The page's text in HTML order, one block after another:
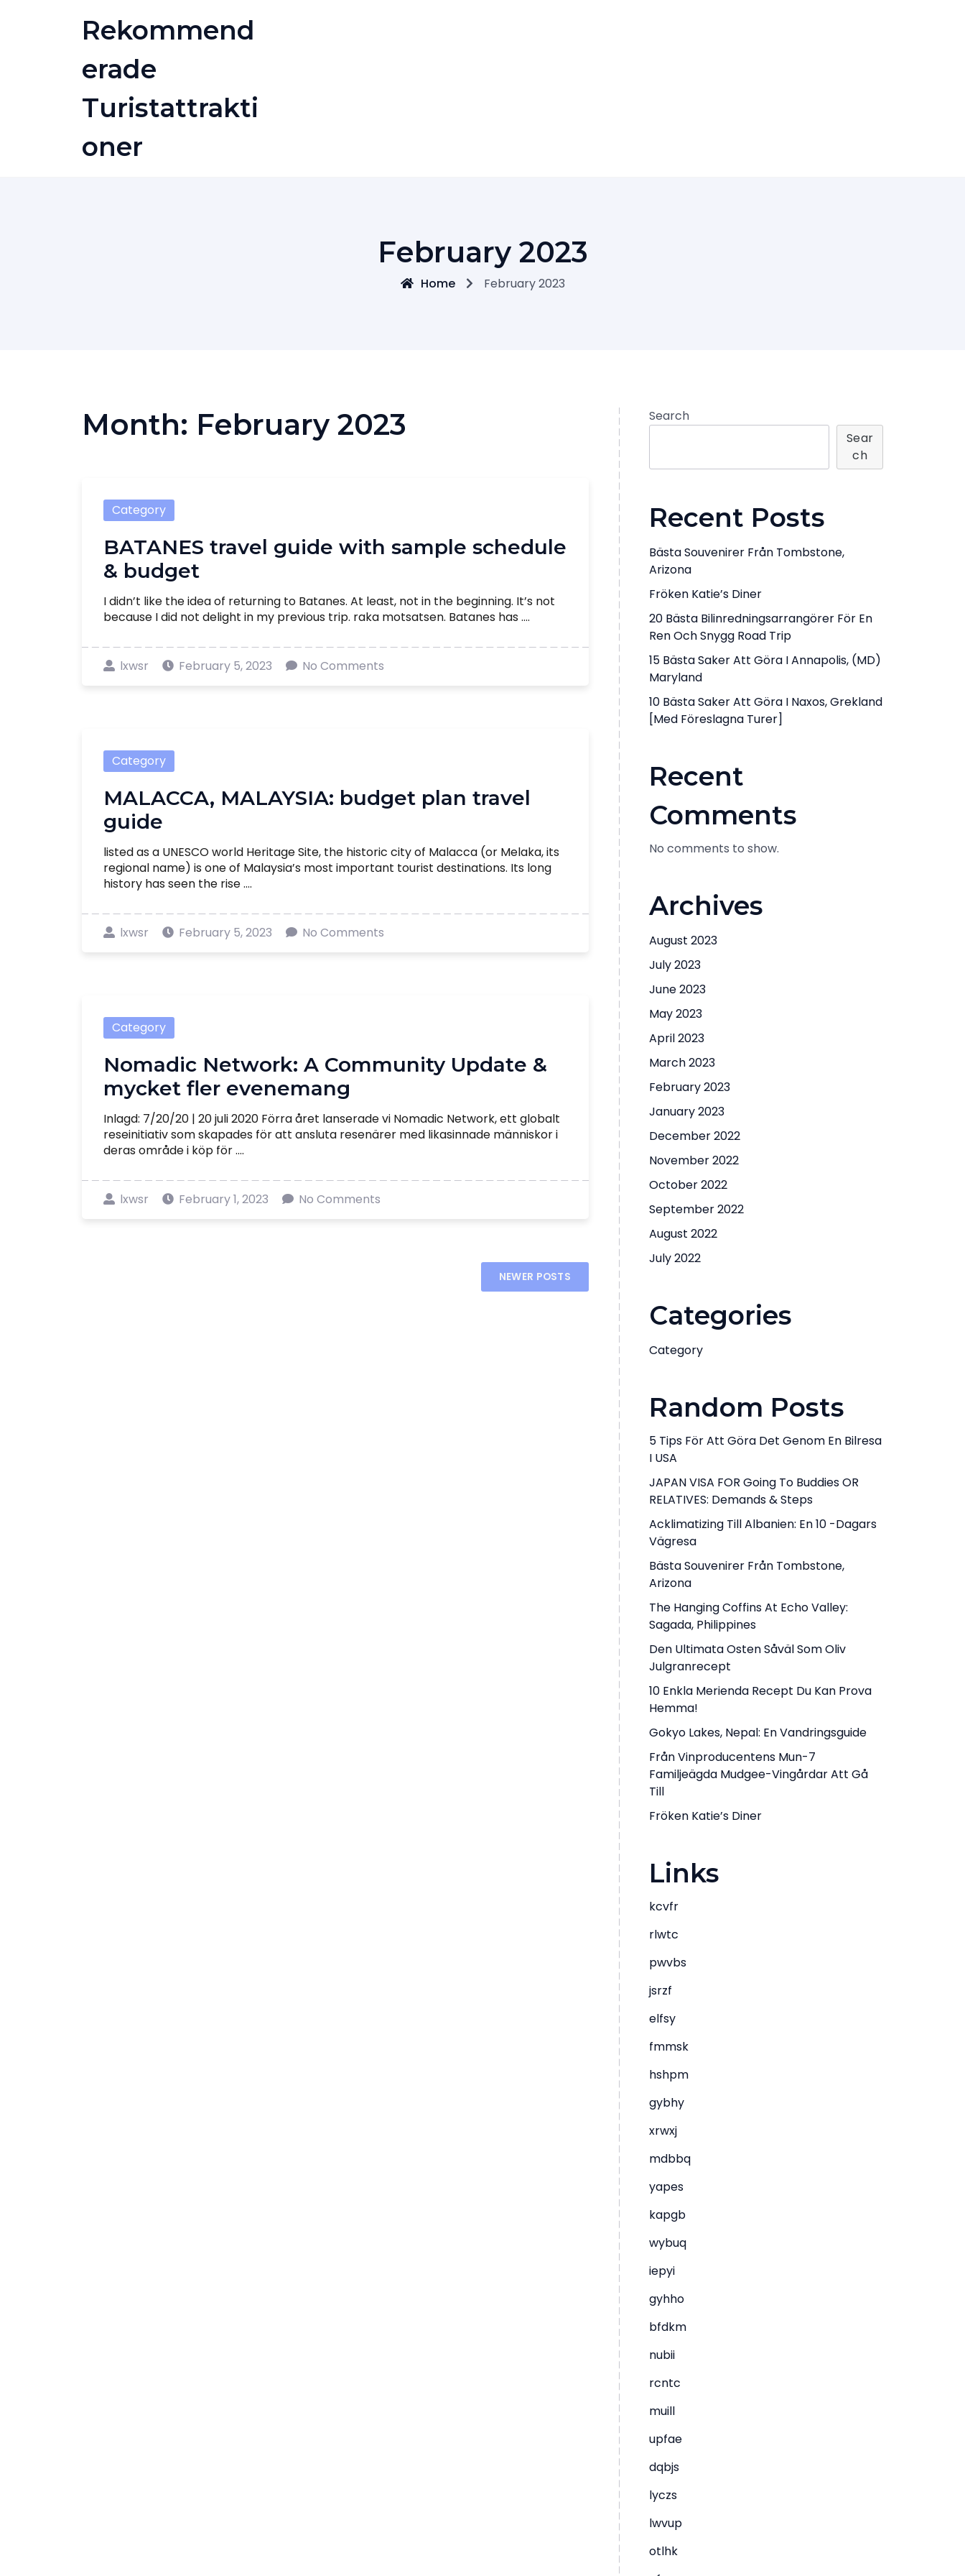
Rekommend
Erade
Turistattrakti
Oner
February 2023
Home February 2023
Month: February 2023
Category
BATANES travel guide with sample schedule
& budget
I didn’t like the idea of returning to Batanes. At least, not in the beginning. It’s not
because I did not delight in my previous trip. raka motsatsen. Batanes has ....
lxwsr February 5, 2023 No Comments
Category
MALACCA, MALAYSIA: budget plan travel
guide
listed as a UNESCO world Heritage Site, the historic city of Malacca (or Melaka, its
regional name) is one of Malaysia’s most important tourist destinations. Its long
history has seen the rise ....
lxwsr February 5, 2023 No Comments
Category
Nomadic Network: A Community Update &
mycket fler evenemang
Inlagd: 7/20/20 | 20 juli 2020 Förra året lanserade vi Nomadic Network, ett globalt
reseinitiativ som skapades för att ansluta resenärer med likasinnade människor i
deras område i köp för ....
lxwsr February 1, 2023 No Comments
NEWER POSTS
Search
Sear
Ch
Recent Posts
Bästa Souvenirer Från Tombstone,
Arizona
Fröken Katie’s Diner
20 Bästa Bilinredningsarrangörer För En
Ren Och Snygg Road Trip
15 Bästa Saker Att Göra I Annapolis, (MD)
Maryland
10 Bästa Saker Att Göra I Naxos, Grekland
[med Föreslagna Turer]
Recent
Comments
No comments to show.
Archives
August 2023
July 2023
June 2023
May 2023
April 2023
March 2023
February 2023
January 2023
December 2022
November 2022
October 2022
September 2022
August 2022
July 2022
Categories
Category
Random Posts
5 Tips För Att Göra Det Genom En Bilresa
I USA
JAPAN VISA FOR Going To Buddies OR
RELATIVES: Demands & Steps
Acklimatizing Till Albanien: En 10 -dagars
Vägresa
Bästa Souvenirer Från Tombstone,
Arizona
The Hanging Coffins At Echo Valley:
Sagada, Philippines
Den Ultimata Osten Såväl Som Oliv
Julgranrecept
10 Enkla Merienda Recept Du Kan Prova
Hemma!
Gokyo Lakes, Nepal: En Vandringsguide
Från Vinproducentens Mun-7
Familjeägda Mudgee-Vingårdar Att Gå
Till
Fröken Katie’s Diner
Links
kcvfr
rlwtc
pwvbs
jsrzf
elfsy
fmmsk
hshpm
gybhy
xrwxj
mdbbq
yapes
kapgb
wybuq
iepyi
gyhho
bfdkm
nubii
rcntc
muill
upfae
dqbjs
lyczs
lwvup
otlhk